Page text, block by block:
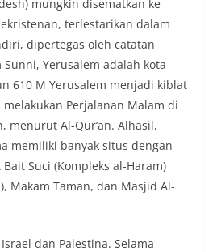
terlestarikan dalam
dipertegas oleh catatan
Yerusalem adalah kota
610 M Yerusalem menjadi kiblat
Perjalanan Malam di
menurut Al-Qur’an. Alhasil,
memiliki banyak situs dengan
Suci (Kompleks al-Haram)
Makam Taman, dan Masjid Al-
dan Palestina. Selama